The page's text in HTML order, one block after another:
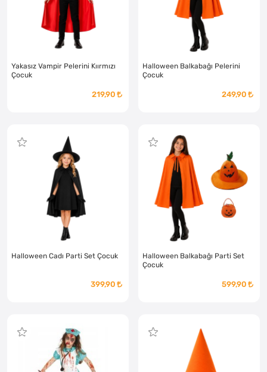
Yakasız Vampir Pelerini Kıırmızı
Çocuk
219,90
Halloween Balkabağı Pelerini
Çocuk
249,90
Halloween Cadı Parti Set Çocuk
399,90
Halloween Balkabağı Parti Set
Çocuk
599,90